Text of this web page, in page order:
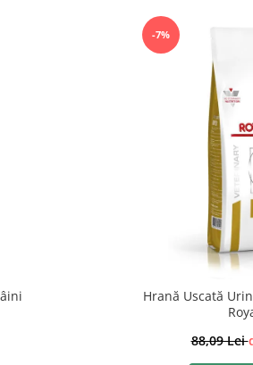
-7%
Hrană Uscată
88,09 Lei